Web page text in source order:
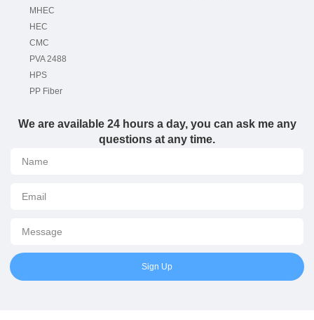
MHEC
HEC
CMC
PVA 2488
HPS
PP Fiber
We are available 24 hours a day, you can ask me any
questions at any time.
Sign Up